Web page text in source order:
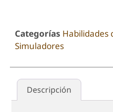
Categorías Habilidades
Simuladores
Descripción